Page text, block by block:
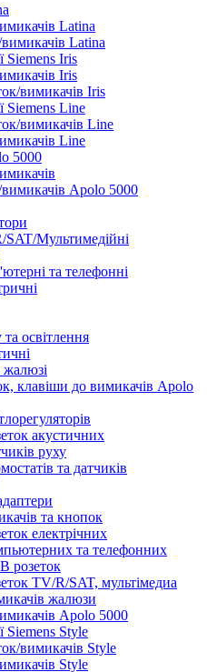
Latina
Latina
Siemens Iris
Iris
вимикачів Iris
Siemens Line
вимикачів Line
Line
5000
Apolo 5000
SAT/Мультимедійні
та телефонні
освітлення
клавіши до вимикачів Apolo
акустичних
руху
та датчиків
та кнопок
електрічних
та телефонних
розеток
TV/R/SAT, мультімедиа
жалюзи
Apolo 5000
Siemens Style
вимикачів Style
Style